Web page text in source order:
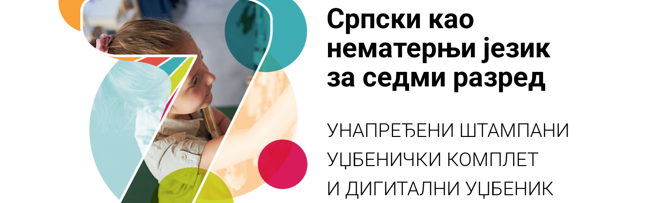
Српски као
нематерњи језик
за седми разред
УНАПРЕЂЕНИ ШТАМПАНИ
УЏБЕНИЧКИ КОМПЛЕТ
И ДИГИТАЛНИ УЏБЕНИК